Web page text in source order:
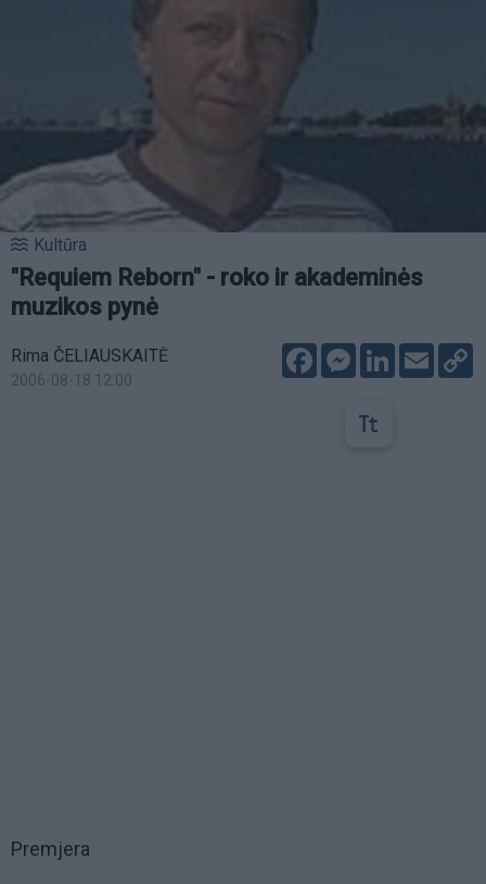
Kultūra
"Requiem Reborn" - roko ir akademinės
muzikos pynė
Rima ČELIAUSKAITĖ
2006-08-18 12:00
FacebookMessenger
LinkedIn
Email
Premjera